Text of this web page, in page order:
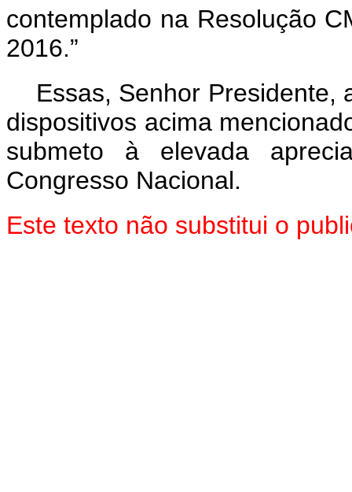
contemplado na Resolução
2016.”
Essas, Senhor Presidente,
dispositivos acima
submeto à elevada
Congresso Nacional.
Este texto não substitui o